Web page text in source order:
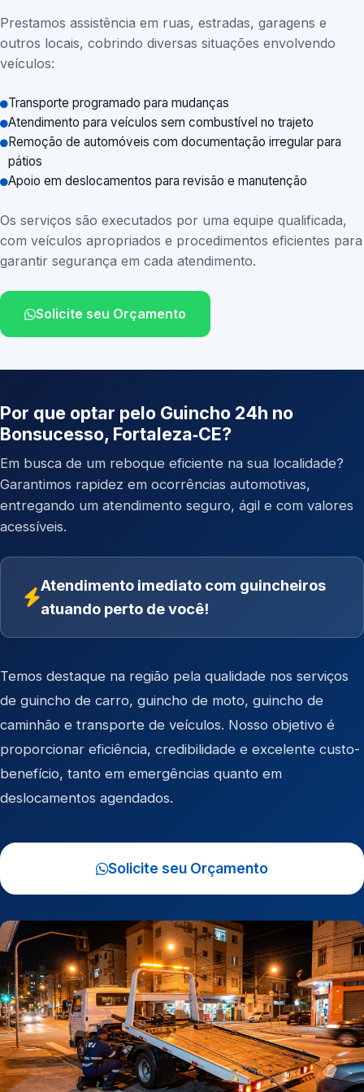
Prestamos assistência em ruas, estradas, garagens e
outros locais, cobrindo diversas situações envolvendo
veículos:
Transporte programado para mudanças
Atendimento para veículos sem combustível no trajeto
Remoção de automóveis com documentação irregular para
pátios
Apoio em deslocamentos para revisão e manutenção
Os serviços são executados por uma equipe qualificada,
com veículos apropriados e procedimentos eficientes para
garantir segurança em cada atendimento.
Solicite seu Orçamento
Por que optar pelo Guincho 24h no
Bonsucesso, Fortaleza‑CE?
Em busca de um reboque eficiente na sua localidade?
Garantimos rapidez em ocorrências automotivas,
entregando um atendimento seguro, ágil e com valores
acessíveis.
Atendimento imediato com guincheiros
atuando perto de você!
Temos destaque na região pela qualidade nos serviços
de guincho de carro, guincho de moto, guincho de
caminhão e transporte de veículos. Nosso objetivo é
proporcionar eficiência, credibilidade e excelente custo-
benefício, tanto em emergências quanto em
deslocamentos agendados.
Solicite seu Orçamento